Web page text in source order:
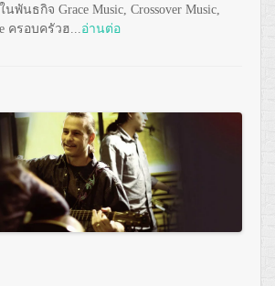
นธกิจ Grace Music, Crossover Music,
ครอบครัวฮ...อ่านต่อ